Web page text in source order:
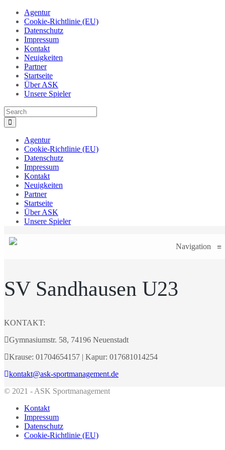
Agentur
Cookie-Richtlinie (EU)
Datenschutz
Impressum
Kontakt
Neuigkeiten
Partner
Startseite
Über ASK
Unsere Spieler
Agentur
Cookie-Richtlinie (EU)
Datenschutz
Impressum
Kontakt
Neuigkeiten
Partner
Startseite
Über ASK
Unsere Spieler
Navigation ≡
SV Sandhausen U23
KONTAKT:
Gymnasiumstr. 58, 74196 Neuenstadt
Krause: 01704654157 | Kapur: 017681014254
kontakt@ask-sportmanagement.de
© 2021 - ASK Sportmanagement
Kontakt
Impressum
Datenschutz
Cookie-Richtlinie (EU)